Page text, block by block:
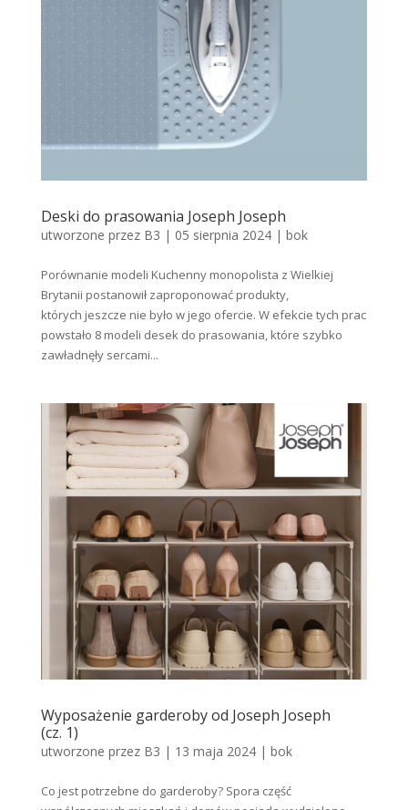
Deski do prasowania Joseph Joseph
utworzone przez B3 | 05 sierpnia 2024| bok
Porównanie modeli Kuchenny monopolista z Wielkiej
Brytanii postanowił zaproponować produkty,
których jeszcze nie było w jego ofercie. W efekcie tych prac
powstało 8 modeli desek do prasowania, które szybko
zawładnęły sercami...
Wyposażenie garderoby od Joseph Joseph
(cz. 1)
utworzone przez B3 | 13 maja 2024| bok
Co jest potrzebne do garderoby? Spora część